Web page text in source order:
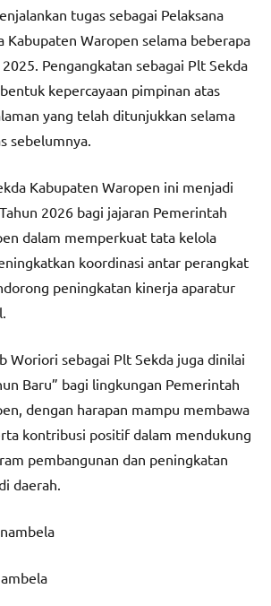
tugas sebagai Pelaksana
Kabupaten Waropen selama beberapa
Pengangkatan sebagai Plt Sekda
kepercayaan pimpinan atas
yang telah ditunjukkan selama
sebelumnya.
Kabupaten Waropen ini menjadi
2026 bagi jajaran Pemerintah
dalam memperkuat tata kelola
koordinasi antar perangkat
peningkatan kinerja aparatur
Woriori sebagai Plt Sekda juga dinilai
Baru” bagi lingkungan Pemerintah
dengan harapan mampu membawa
kontribusi positif dalam mendukung
pembangunan dan peningkatan
daerah.